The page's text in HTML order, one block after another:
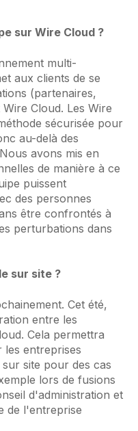
sur Wire Cloud ?
multi-
aux clients de se
(partenaires,
Cloud. Les Wire
sécurisée pour
au-delà des
avons mis en
de manière à ce
puissent
des personnes
être confrontés à
perturbations dans
sur site ?
Cet été,
entre les
Cela permettra
les entreprises
site pour des cas
lors de fusions
d'administration et
de l'entreprise